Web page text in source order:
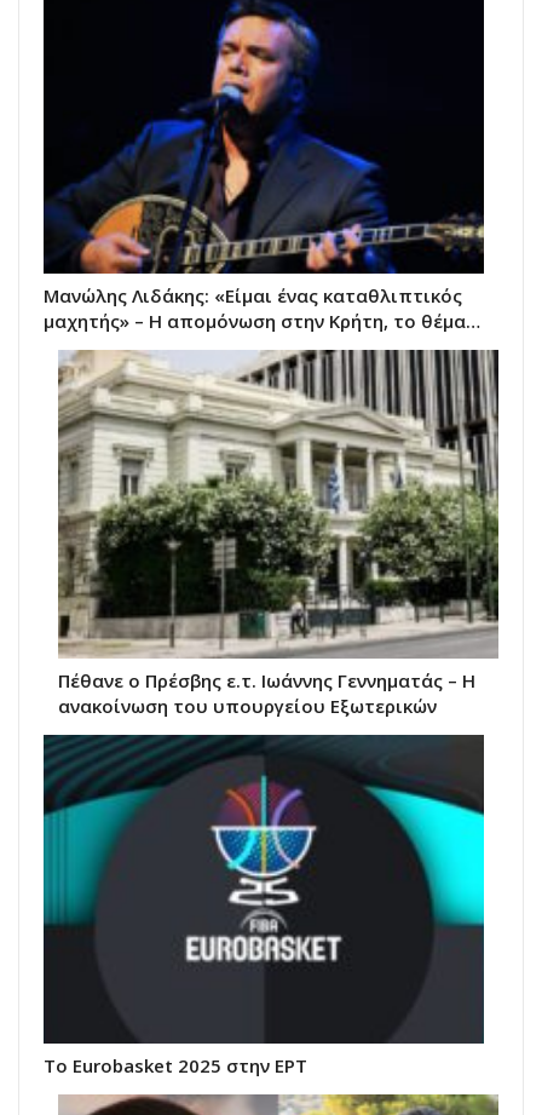
Μανώλης Λιδάκης: «Είμαι ένας καταθλιπτικός
μαχητής» – Η απομόνωση στην Κρήτη, το θέμα…
Πέθανε ο Πρέσβης ε.τ. Ιωάννης Γεννηματάς – Η
ανακοίνωση του υπουργείου Εξωτερικών
Το Eurobasket 2025 στην ΕΡΤ